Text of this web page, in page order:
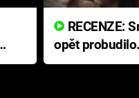
opět
přichází s